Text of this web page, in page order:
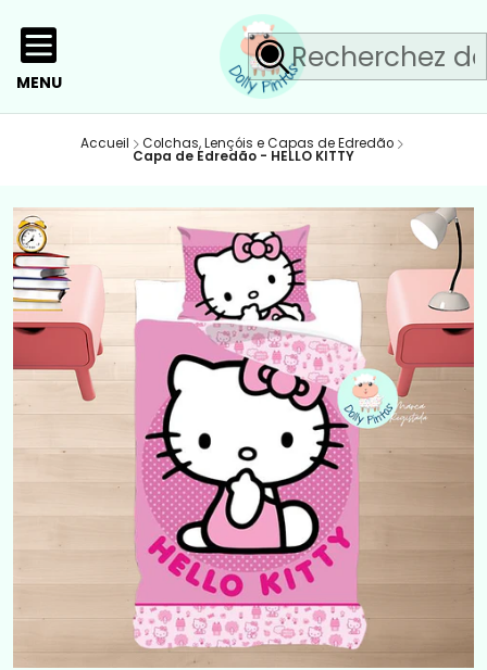
MENU
Accueil Colchas, Lençóis e Capas de Edredão
Capa de Edredão - HELLO KITTY